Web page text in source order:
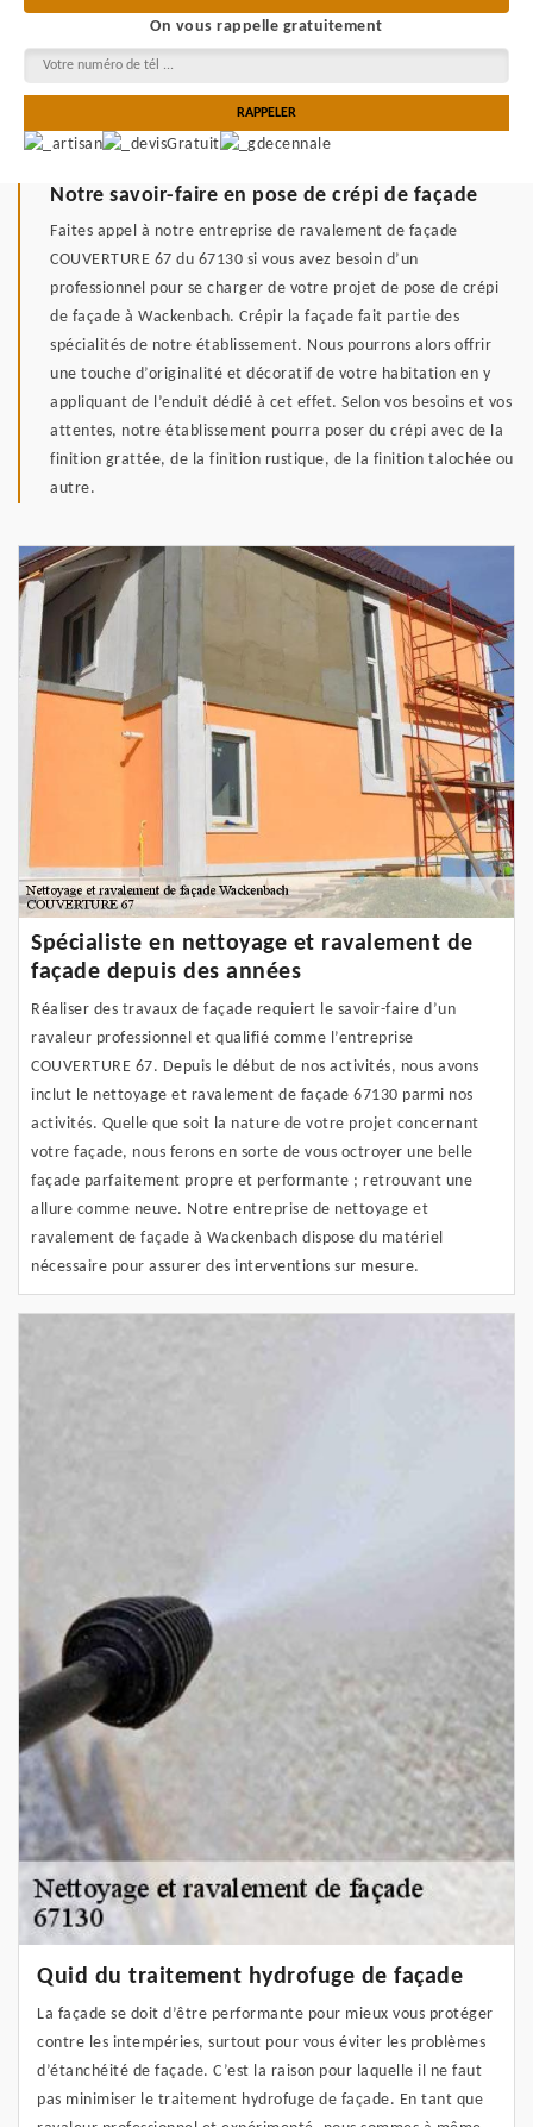
On vous rappelle gratuitement
Notre savoir-faire en pose de crépi de façade
Faites appel à notre entreprise de ravalement de façade
COUVERTURE 67 du 67130 si vous avez besoin d’un
professionnel pour se charger de votre projet de pose de crépi
de façade à Wackenbach. Crépir la façade fait partie des
spécialités de notre établissement. Nous pourrons alors offrir
une touche d’originalité et décoratif de votre habitation en y
appliquant de l’enduit dédié à cet effet. Selon vos besoins et vos
attentes, notre établissement pourra poser du crépi avec de la
finition grattée, de la finition rustique, de la finition talochée ou
autre.
Spécialiste en nettoyage et ravalement de
façade depuis des années
Réaliser des travaux de façade requiert le savoir-faire d’un
ravaleur professionnel et qualifié comme l’entreprise
COUVERTURE 67. Depuis le début de nos activités, nous avons
inclut le nettoyage et ravalement de façade 67130 parmi nos
activités. Quelle que soit la nature de votre projet concernant
votre façade, nous ferons en sorte de vous octroyer une belle
façade parfaitement propre et performante ; retrouvant une
allure comme neuve. Notre entreprise de nettoyage et
ravalement de façade à Wackenbach dispose du matériel
nécessaire pour assurer des interventions sur mesure.
Quid du traitement hydrofuge de façade
La façade se doit d’être performante pour mieux vous protéger
contre les intempéries, surtout pour vous éviter les problèmes
d’étanchéité de façade. C’est la raison pour laquelle il ne faut
pas minimiser le traitement hydrofuge de façade. En tant que